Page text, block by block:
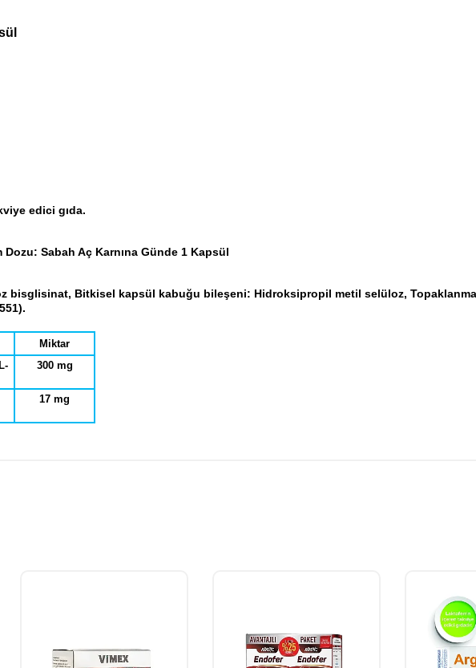
edici gıda.
Sabah Aç Karnına Günde 1 Kapsül
bisglisinat, Bitkisel kapsül kabuğu bileşeni: Hidroksipropil metil selüloz,
Miktar
300 mg
17 mg